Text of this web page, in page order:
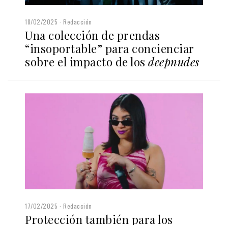
18/02/2025 Redacción
Una colección de prendas
“insoportable” para concienciar
sobre el impacto de los deepnudes
17/02/2025 Redacción
Protección también para los